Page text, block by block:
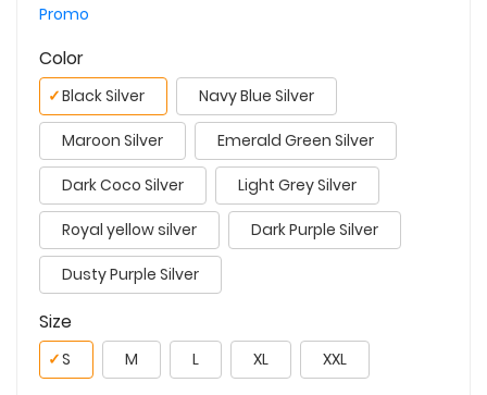
Promo
Color
Black Silver
✓ Navy Blue Silver
Maroon Silver Emerald Green Silver
Dark Coco Silver Light Grey Silver
Royal yellow silver Dark Purple Silver
Dusty Purple Silver
Size
S
✓ M L XL XXL